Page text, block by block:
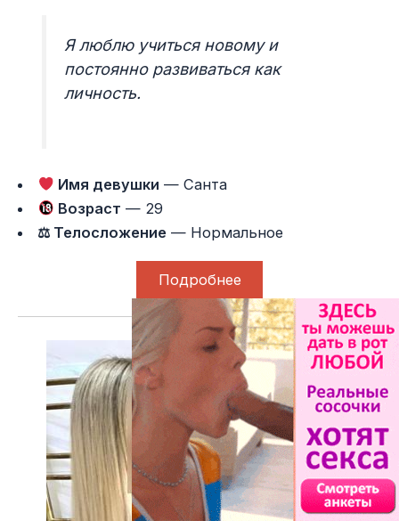
Я люблю учиться новому и
постоянно развиваться как
личность.
Имя девушки — Санта
Возраст — 29
⚖ Телосложение — Нормальное
Подробнее